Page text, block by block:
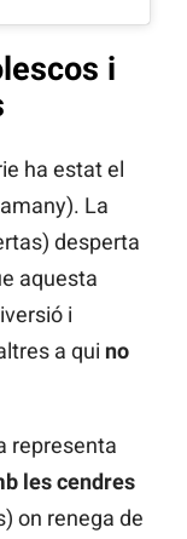
i
ha estat el
La
desperta
aquesta
i
a qui no
representa
les cendres
on renega de